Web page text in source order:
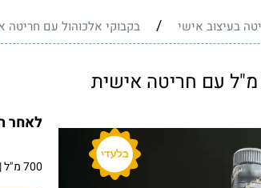
בעיצוב אישי / בקבוקי אלכוהול עם חריטה
לאחר
700 מ"ל |